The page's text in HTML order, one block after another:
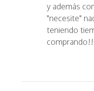
y además
"necesite"
teniendo
comprando!!